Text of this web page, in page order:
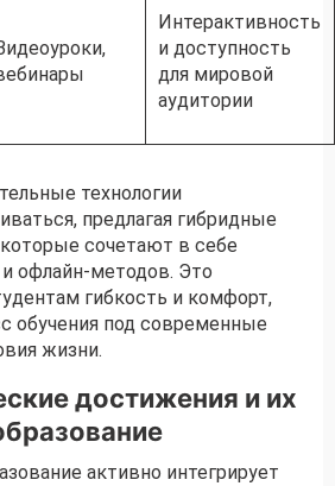
Интерактивность
и доступность
для мировой
аудитории
технологии
предлагая гибридные
сочетают в себе
офлайн-методов. Это
гибкость и комфорт,
обучения под современные
жизни.
достижения и их
активно интегрирует